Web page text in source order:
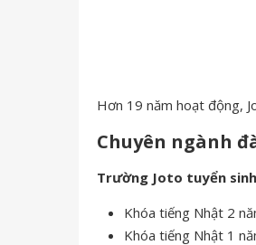
Hơn 19 năm hoạt động,
Chuyên ngành
Trường Joto tuyển sinh
Khóa tiếng Nhật 2
Khóa tiếng Nhật 1